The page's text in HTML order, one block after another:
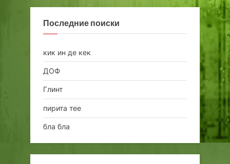
Последние поиски
кик ин де кек
ДОФ
Глинт
пирита тее
бла бла